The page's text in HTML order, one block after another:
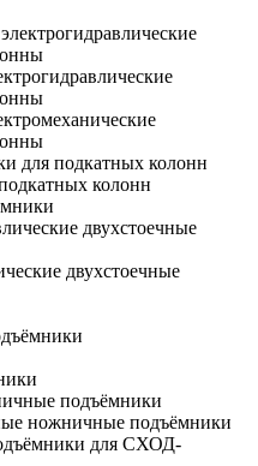
для подкатных колонн
колонн
двухстоечные
двухстоечные
подъёмники
ножничные подъёмники
для СХОД-